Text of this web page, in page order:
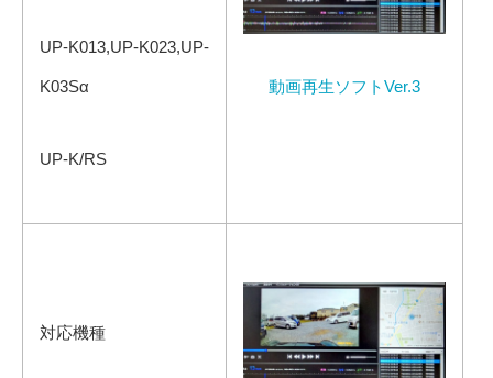
UP-K013,UP-K023,UP-
K03Sα
UP-K/RS
動画再生ソフトVer.3
対応機種